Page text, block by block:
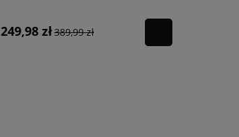
249,98 zł389,99 zł